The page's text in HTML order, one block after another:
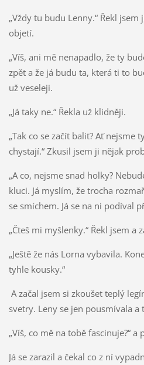
„Vždy tu budu Lenny.“ Řekl
objetí.
„Víš, ani mě nenapadlo, že ty
zpět a že já budu ta, která ti to
už veseleji.
„Já taky ne.“ Řekla už klidněji.
„Tak co se začít balit? Ať nejsme
chystají.“ Zkusil jsem ji nějak
„A co, nejsme snad holky?
kluci. Já myslím, že trocha
se smíchem. Já se na ni podíval
„Čteš mi myšlenky.“ Řekl jsem a
„Ještě že nás Lorna vybavila.
tyhle kousky.“
A začal jsem si zkoušet teplý
svetry. Leny se jen pousmívala a
„Víš, co mě na tobě fascinuje?“
Já se zarazil a čekal co z ní